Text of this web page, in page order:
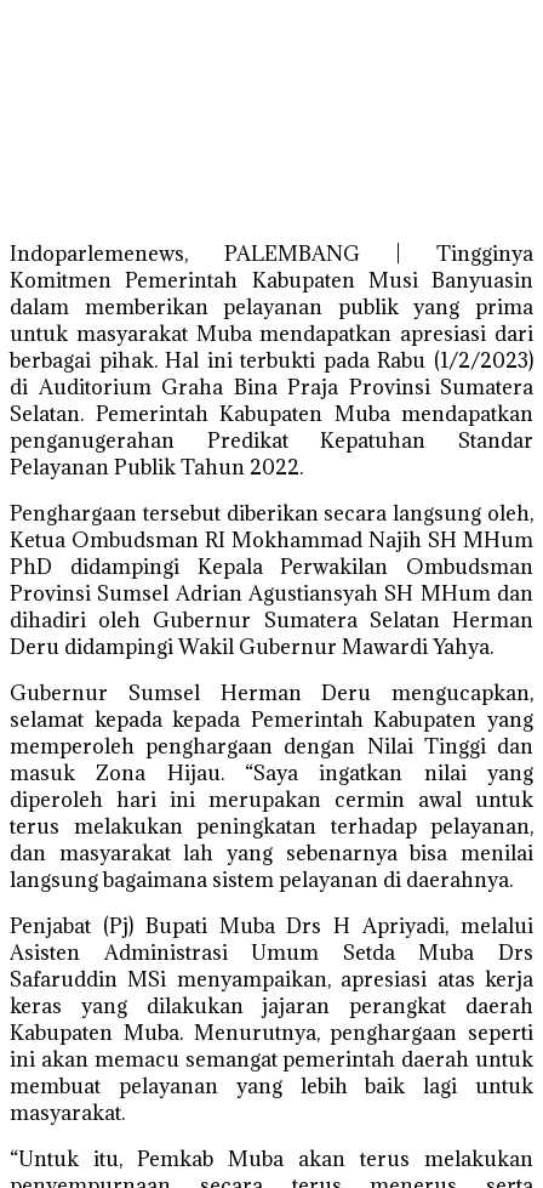
Indoparlemenews, PALEMBANG | Tingginya
Komitmen Pemerintah Kabupaten Musi Banyuasin
dalam memberikan pelayanan publik yang prima
untuk masyarakat Muba mendapatkan apresiasi dari
berbagai pihak. Hal ini terbukti pada Rabu (1/2/2023)
di Auditorium Graha Bina Praja Provinsi Sumatera
Selatan. Pemerintah Kabupaten Muba mendapatkan
penganugerahan Predikat Kepatuhan Standar
Pelayanan Publik Tahun 2022.
Penghargaan tersebut diberikan secara langsung oleh,
Ketua Ombudsman RI Mokhammad Najih SH MHum
PhD didampingi Kepala Perwakilan Ombudsman
Provinsi Sumsel Adrian Agustiansyah SH MHum dan
dihadiri oleh Gubernur Sumatera Selatan Herman
Deru didampingi Wakil Gubernur Mawardi Yahya.
Gubernur Sumsel Herman Deru mengucapkan,
selamat kepada kepada Pemerintah Kabupaten yang
memperoleh penghargaan dengan Nilai Tinggi dan
masuk Zona Hijau. “Saya ingatkan nilai yang
diperoleh hari ini merupakan cermin awal untuk
terus melakukan peningkatan terhadap pelayanan,
dan masyarakat lah yang sebenarnya bisa menilai
langsung bagaimana sistem pelayanan di daerahnya.
Penjabat (Pj) Bupati Muba Drs H Apriyadi, melalui
Asisten Administrasi Umum Setda Muba Drs
Safaruddin MSi menyampaikan, apresiasi atas kerja
keras yang dilakukan jajaran perangkat daerah
Kabupaten Muba. Menurutnya, penghargaan seperti
ini akan memacu semangat pemerintah daerah untuk
membuat pelayanan yang lebih baik lagi untuk
masyarakat.
“Untuk itu, Pemkab Muba akan terus melakukan